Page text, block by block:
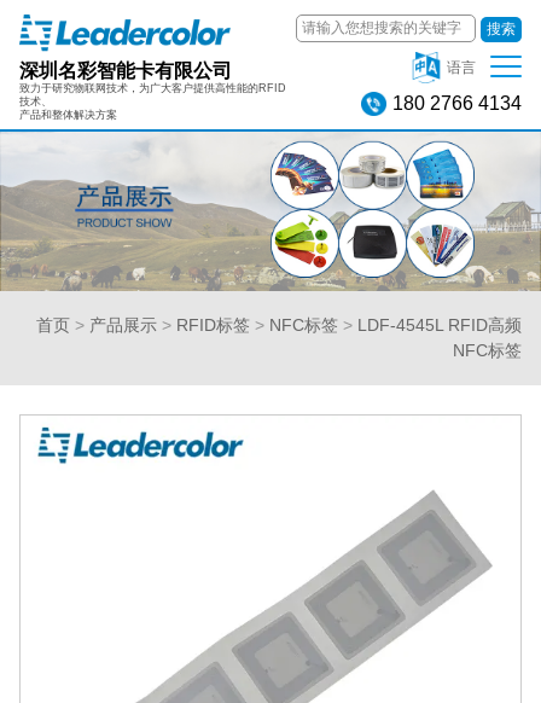
深圳名彩智能卡有限公司
致力于研究物联网技术，为广大客户提供高性能的RFID
技术、
产品和整体解决方案
搜索
语言
180 2766 4134
首页 > 产品展示 > RFID标签 > NFC标签 > LDF-4545L RFID高频
NFC标签